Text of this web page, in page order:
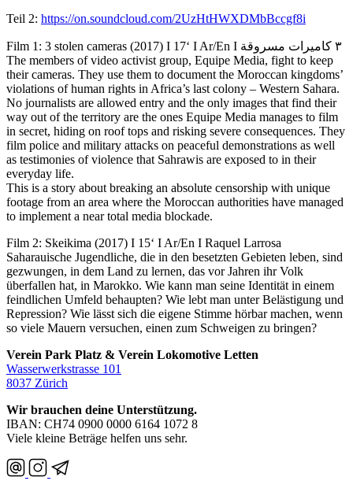
Teil 2: https://on.soundcloud.com/2UzHtHWXDMbBccgf8i
Film 1: 3 stolen cameras (2017) I 17‘ I Ar/En I ٣ كاميرات مسروقة
The members of video activist group, Equipe Media, fight to keep
their cameras. They use them to document the Moroccan kingdoms’
violations of human rights in Africa’s last colony – Western Sahara.
No journalists are allowed entry and the only images that find their
way out of the territory are the ones Equipe Media manages to film
in secret, hiding on roof tops and risking severe consequences. They
film police and military attacks on peaceful demonstrations as well
as testimonies of violence that Sahrawis are exposed to in their
everyday life.
This is a story about breaking an absolute censorship with unique
footage from an area where the Moroccan authorities have managed
to implement a near total media blockade.
Film 2: Skeikima (2017) I 15‘ I Ar/En I Raquel Larrosa
Saharauische Jugendliche, die in den besetzten Gebieten leben, sind
gezwungen, in dem Land zu lernen, das vor Jahren ihr Volk
überfallen hat, in Marokko. Wie kann man seine Identität in einem
feindlichen Umfeld behaupten? Wie lebt man unter Belästigung und
Repression? Wie lässt sich die eigene Stimme hörbar machen, wenn
so viele Mauern versuchen, einen zum Schweigen zu bringen?
Verein Park Platz & Verein Lokomotive Letten
Wasserwerkstrasse 101
8037 Zürich
Wir brauchen deine Unterstützung.
IBAN: CH74 0900 0000 6164 1072 8
Viele kleine Beträge helfen uns sehr.